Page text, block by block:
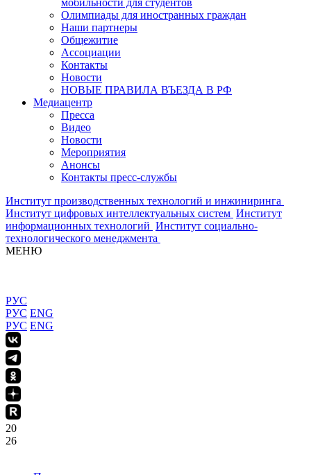
мобильности для студентов
Олимпиады для иностранных граждан
Наши партнеры
Общежитие
Ассоциации
Контакты
Новости
НОВЫЕ ПРАВИЛА ВЪЕЗДА В РФ
Медиацентр
Пресса
Видео
Новости
Мероприятия
Анонсы
Контакты пресс-службы
Институт производственных технологий и инжиниринга
Институт цифровых интеллектуальных систем Институт
информационных технологий Институт социально-
технологического менеджмента
МЕНЮ
РУС
РУС ENG
РУС ENG
20
26